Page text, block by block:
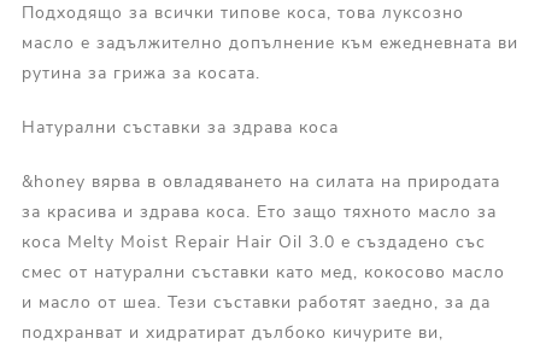
Подходящо за всички типове коса, това луксозно
масло е задължително допълнение към ежедневната ви
рутина за грижа за косата.
Натурални съставки за здрава коса
&honey вярва в овладяването на силата на природата
за красива и здрава коса. Ето защо тяхното масло за
коса Melty Moist Repair Hair Oil 3.0 е създадено със
смес от натурални съставки като мед, кокосово масло
и масло от шеа. Тези съставки работят заедно, за да
подхранват и хидратират дълбоко кичурите ви,